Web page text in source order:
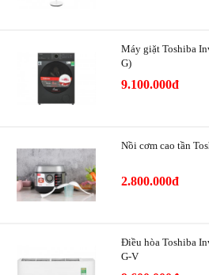
nghệ giặt:
nghệ suy luận ảo Fuzzy Logic
nghệ I-Clean
giặt ngôi sao pha lê
điều khiển:
ngữ Anh - Việt
ích:
máy trợ lực chống kẹt tay
trẻ em
Máy giặt Toshiba
G)
9.100.000đ
Nồi cơm cao tần
2.800.000đ
Điều hòa Toshiba
G-V